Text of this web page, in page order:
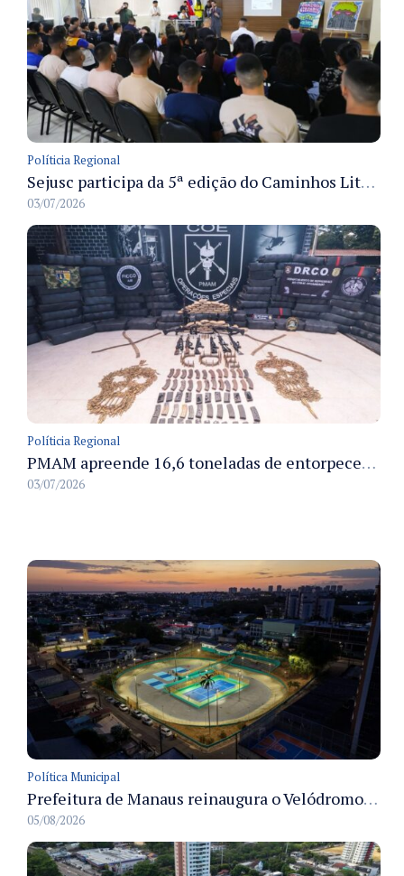
Políticia Regional
Sejusc participa da 5ª edição do Caminhos Literários com foco na cultura hip-hop nas unidades socioeducativas
03/07/2026
Políticia Regional
PMAM apreende 16,6 toneladas de entorpecentes e registra aumento nas prisões em flagrante e nas capturas de foragidos no primeiro semestre de 2026
03/07/2026
Política Municipal
Prefeitura de Manaus reinaugura o Velódromo Professora Alzira Campos e entrega espaço esportivo totalmente revitalizado
05/08/2026